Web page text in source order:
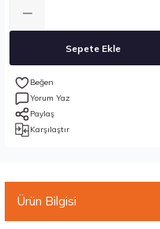
Sepete Ekle
Yorum Yaz
Paylaş
Karşılaştır
Ürün Bilgisi